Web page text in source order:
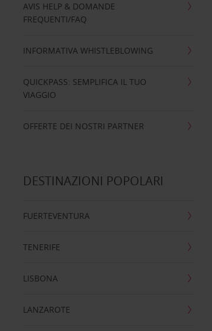
AVIS HELP & DOMANDE
FREQUENTI/FAQ
INFORMATIVA WHISTLEBLOWING
QUICKPASS: SEMPLIFICA IL TUO
VIAGGIO
OFFERTE DEI NOSTRI PARTNER
DESTINAZIONI POPOLARI
FUERTEVENTURA
TENERIFE
LISBONA
LANZAROTE